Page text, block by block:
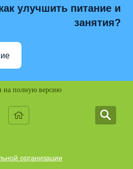
улучшить питание и
занятия?
на полную версию
организации